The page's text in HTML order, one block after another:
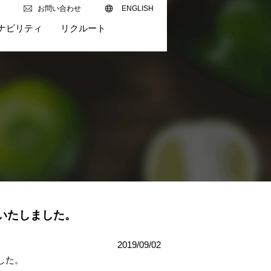
ビリティ リクルート
お問い合わせ ENGLISH
しました。
2019/09/02
。